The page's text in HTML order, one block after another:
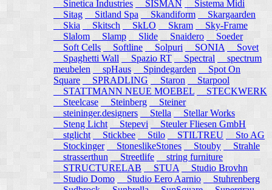
Sinetica Industries
SISMAN
Sistema Midi
Sitag
Sitland Spa Skandiform
Skargaarden
Skia
Skitsch SkLO Skram
Sky-Frame
Slalom
Slamp Slide Snaidero
Soeder
Soft Cells
Softline Solpuri SONIA
Sovet
Spaghetti Wall
Spazio RT Spectral
spectrum
meubelen
spHaus Spindegarden
Spot On
Square
SPRADLING Staron
Starpool
STATTMANN NEUE MOEBEL
STECKWERK
Steelcase
Steinberg
Steiner
steininger.designers
Stella Stellar Works
Steng Licht
Stepevi
Steuler Fliesen GmbH
stglicht
Stickbee Stilo STILTREU
Sto AG
Stockinger
StoneslikeStones Stouby
Strahle
strasserthun
Streetlife
string furniture
STRUCTURELAB
STUA
Studio Brovhn
Studio Domo
Studio Eero Aarnio
Stuhrenberg